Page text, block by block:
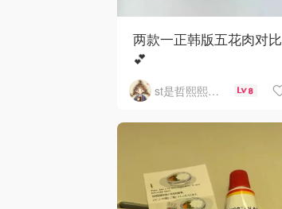
两款一正韩版五花肉对比
💕
st是哲熙熙然ma 8